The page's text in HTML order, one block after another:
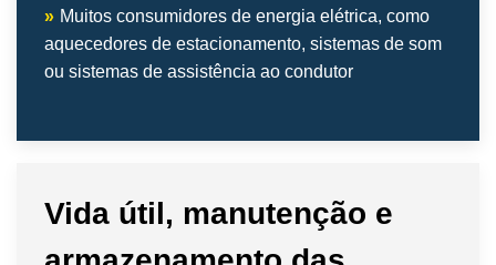
» Muitos consumidores de energia elétrica, como
aquecedores de estacionamento, sistemas de som
ou sistemas de assistência ao condutor
Vida útil, manutenção e